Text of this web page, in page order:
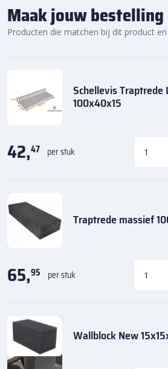
Maak jouw
Producten die matchen bij dit product
Schellevis Traptrede
100x40x15
42,47 per stuk
Traptrede massief
65,95 per stuk
Wallblock New